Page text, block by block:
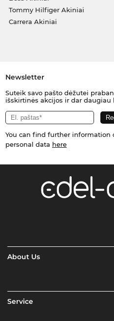
Tommy Hilfiger Akiniai
Carrera Akiniai
Newsletter
Suteik savo pašto dėžutei
išskirtinės akcijos ir dar daugiau
You can find further information
personal data here
About Us
Service